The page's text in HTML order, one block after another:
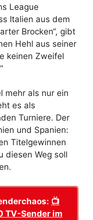
League
Italien aus dem
Brocken“, gibt
Hehl aus seiner
keinen Zweifel
mehr als nur ein
es als
Turniere. Der
und Spanien:
Titelgewinnen
diesen Weg soll
📺
TV-Sender im